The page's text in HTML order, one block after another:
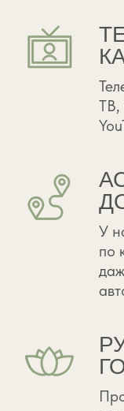
ДОМ
дом, который
настраивает на
ФОТО И ЦЕНЫ